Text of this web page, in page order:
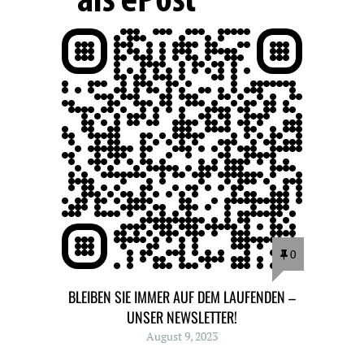
0
BLEIBEN SIE IMMER AUF DEM LAUFENDEN –
UNSER NEWSLETTER!
August 9, 2023